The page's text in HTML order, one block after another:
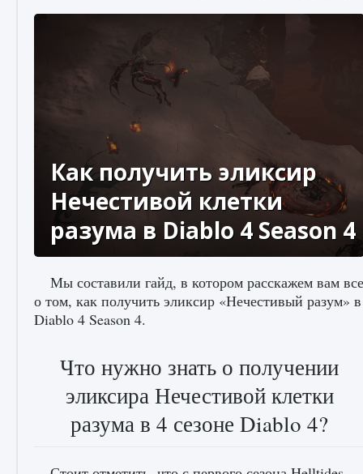
Как получить эликсир
Нечестивой клетки
разума в Diablo 4 Season 4
Мы составили гайд, в котором расскажем вам все
о том, как получить эликсир «Нечестивый разум» в
Diablo 4 Season 4.
Что нужно знать о получении
эликсира Нечестивой клетки
разума в 4 сезоне Diablo 4?